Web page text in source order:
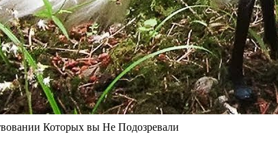
Которых вы Не Подозревали